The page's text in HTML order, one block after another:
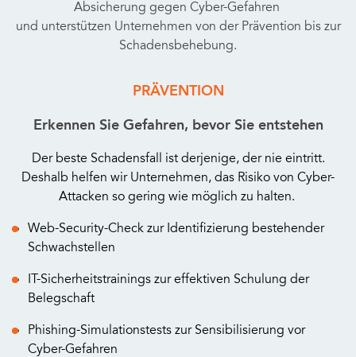
Absicherung gegen Cyber-Gefahren
und unterstützen Unternehmen von der Prävention bis zur
Schadensbehebung.
PRÄVENTION
Erkennen Sie Gefahren, bevor Sie entstehen
Der beste Schadensfall ist derjenige, der nie eintritt.
Deshalb helfen wir Unternehmen, das Risiko von Cyber-
Attacken so gering wie möglich zu halten.
Web-Security-Check zur Identifizierung bestehender
Schwachstellen
IT-Sicherheitstrainings zur effektiven Schulung der
Belegschaft
Phishing-Simulationstests zur Sensibilisierung vor
Cyber-Gefahren